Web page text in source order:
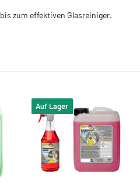
bis zum effektiven Glasreiniger.
Auf Lager